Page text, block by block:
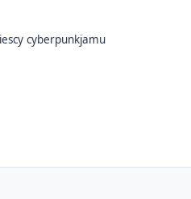
cyberpunkjamu